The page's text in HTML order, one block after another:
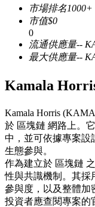
美股、外匯、
USDC永續
多種以USDC
市場排名1000+
市值$0
0
流通供應量--
最大供應量--
Kamala
Kamala Horris
於 區塊鏈 網路上。
中，並可依據專案設
生態參與。
作為建立於 區塊鏈
性與共識機制。其採
參與度，以及整體加
投資者應查閱專案的